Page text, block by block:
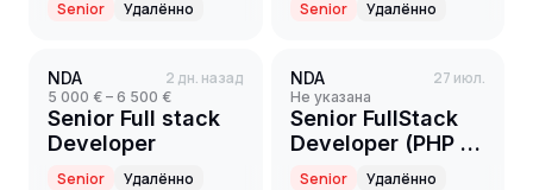
Senior Удалённо Senior Удалённо
NDA 2 дн. назад
5 000 € – 6 500 €
Senior Full stack
Developer
Senior Удалённо
NDA 27 июл.
Не указана
Senior FullStack
Developer (PHP /
React)
Senior Удалённо